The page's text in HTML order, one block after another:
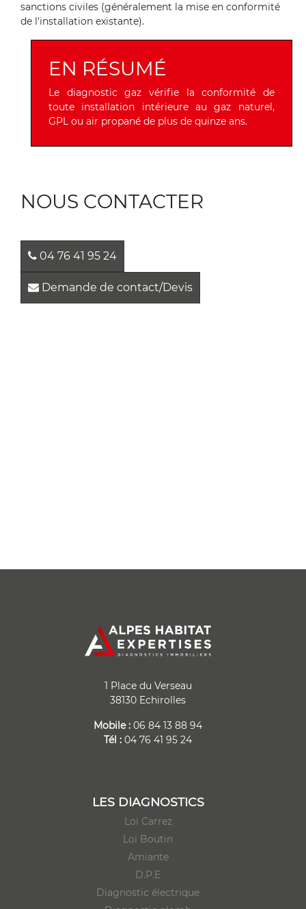
sanctions civiles (généralement la mise en conformité
de l'installation existante).
EN RÉSUMÉ
Le diagnostic gaz vérifie la conformité de
toute installation intérieure au gaz naturel,
GPL ou air propané de plus de quinze ans.
NOUS CONTACTER
04 76 41 95 24
Demande de contact/Devis
1 Place du Verseau
38130 Echirolles
Mobile : 06 84 13 88 94
Tél : 04 76 41 95 24
LES DIAGNOSTICS
Loi Carrez
Loi Boutin
Amiante
D.P.E
Diagnostic électrique